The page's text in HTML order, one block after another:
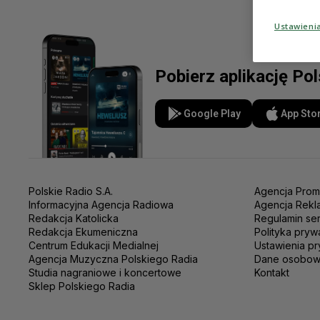
Pobierz aplikację
Google Play App
Polskie Radio S.A.
Informacyjna Agencja Radiowa
Redakcja Katolicka
Redakcja Ekumeniczna
Centrum Edukacji Medialnej
Agencja Muzyczna Polskiego Radia
Studia nagraniowe i koncertowe
Sklep Polskiego Radia
Agencja
Agencja
Regulamin
Polityka
Ustawienia
Dane
Kontakt